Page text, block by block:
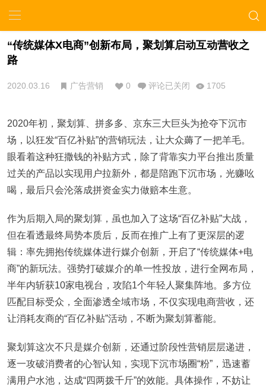
“传统媒体X电商”创新布局，聚划算启动互动营收之
路
2020.03.16 广告营销 0 评论已关闭 1705
2020年初，聚划算、拼多多、京东三大巨头为抢夺下沉市
场，以狂发“百亿补贴”的营销玩法，让大众薅了一把羊毛。
眼看着这种狂撒钱的补贴方式，除了背靠实力平台推出质量
过关的产品以实现用户拉新外，都是陪跑下沉市场，光赚吆
喝，最后只会沦落成拼资金实力做赔本生意。
作为后期入局的聚划算，虽也加入了这场“百亿补贴”大战，
但在看透最终局势本质后，反而在推广上有了更深层的逻
辑：率先拥抱传统媒体进行媒介创新，开启了“传统媒体+电
商”的新玩法。强势打破媒介的单一性投放，进行全网布局，
半年内斩获10家电视台，攻陷1个年轻人聚集阵地。多方位
匹配目标受众，全面渗透全域市场，不仅实现电商营收，还
让消耗友商的“百亿补贴”活动，不断为聚划算蓄能。
聚划算这次不只是媒介创新，还通过阶段性营销层层递进，
逐一攻破消费者的心智认知，实现下沉市场圈“粉”，迅速蓄
满用户水池，达成“四两拨千斤”的效能。具体操作，不妨让